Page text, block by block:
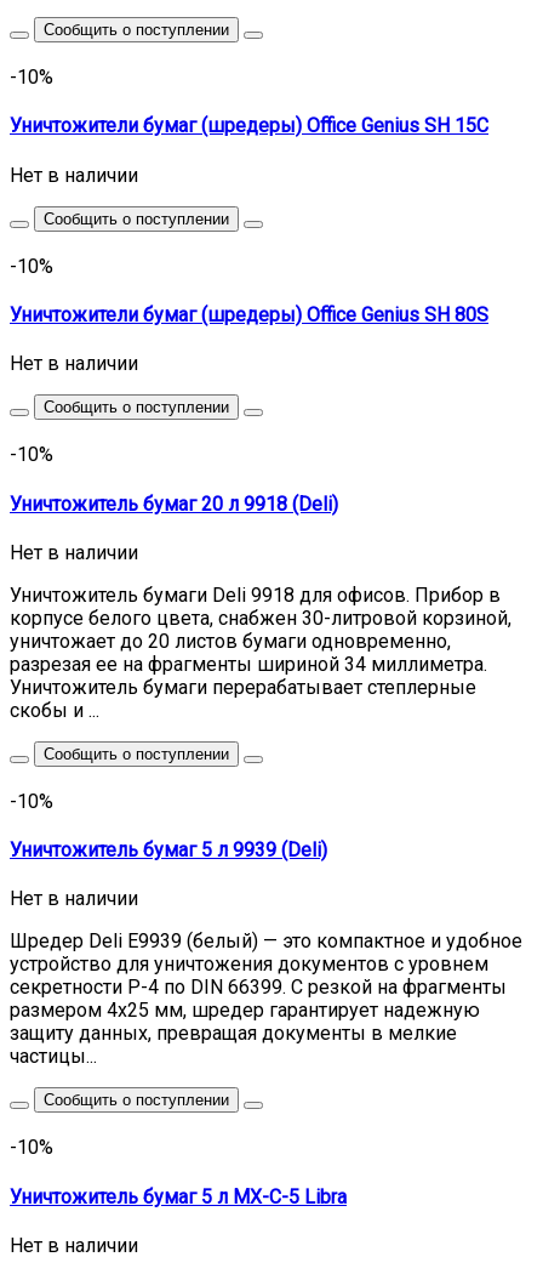
Сообщить о поступлении
-10%
Уничтожители бумаг (шредеры) Office Genius SH 15C
Нет в наличии
Сообщить о поступлении
-10%
Уничтожители бумаг (шредеры) Office Genius SH 80S
Нет в наличии
Сообщить о поступлении
-10%
Уничтожитель бумаг 20 л 9918 (Deli)
Нет в наличии
Уничтожитель бумаги Deli 9918 для офисов. Прибор в
корпусе белого цвета, снабжен 30-литровой корзиной,
уничтожает до 20 листов бумаги одновременно,
разрезая ее на фрагменты шириной 34 миллиметра.
Уничтожитель бумаги перерабатывает степлерные
скобы и ...
Сообщить о поступлении
-10%
Уничтожитель бумаг 5 л 9939 (Deli)
Нет в наличии
Шредер Deli E9939 (белый) — это компактное и удобное
устройство для уничтожения документов с уровнем
секретности P-4 по DIN 66399. С резкой на фрагменты
размером 4x25 мм, шредер гарантирует надежную
защиту данных, превращая документы в мелкие
частицы...
Сообщить о поступлении
-10%
Уничтожитель бумаг 5 л MX-C-5 Libra
Нет в наличии